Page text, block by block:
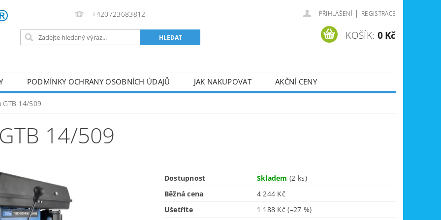
+420723683812 PŘIHLÁŠENÍ | REGISTRACE
KOŠÍK: 0 Kč
PODMÍNKY OCHRANY OSOBNÍCH ÚDAJŮ JAK NAKUPOVAT
AKČNÍ CENY
AKUMULÁTOROVÉ NÁŘADÍ
RUČNÍ NÁŘADÍ AKU NÁŘADÍ
GTB 14/509
14/509
Dostupnost Skladem(2 ks)
Běžná cena
4 244 Kč
Ušetříte
1 188 Kč(–27 %)